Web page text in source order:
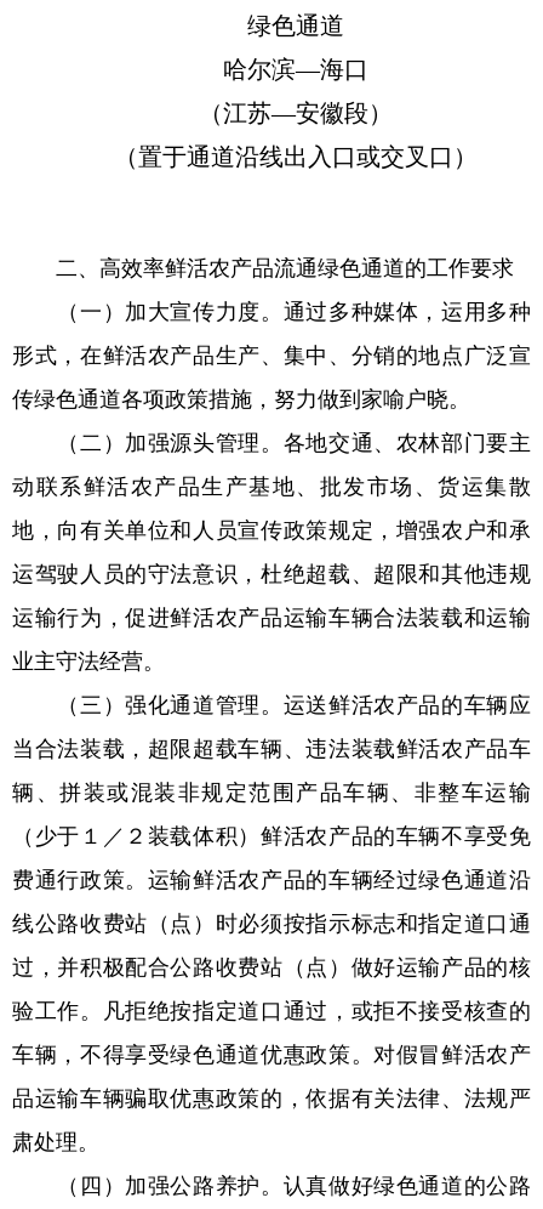
绿色通道
哈尔滨—海口
（江苏—安徽段）
（置于通道沿线出入口或交叉口）
二、高效率鲜活农产品流通绿色通道的工作要求
（一）加大宣传力度。通过多种媒体，运用多种
形式，在鲜活农产品生产、集中、分销的地点广泛宣
传绿色通道各项政策措施，努力做到家喻户晓。
（二）加强源头管理。各地交通、农林部门要主
动联系鲜活农产品生产基地、批发市场、货运集散
地，向有关单位和人员宣传政策规定，增强农户和承
运驾驶人员的守法意识，杜绝超载、超限和其他违规
运输行为，促进鲜活农产品运输车辆合法装载和运输
业主守法经营。
（三）强化通道管理。运送鲜活农产品的车辆应
当合法装载，超限超载车辆、违法装载鲜活农产品车
辆、拼装或混装非规定范围产品车辆、非整车运输
（少于１／２装载体积）鲜活农产品的车辆不享受免
费通行政策。运输鲜活农产品的车辆经过绿色通道沿
线公路收费站（点）时必须按指示标志和指定道口通
过，并积极配合公路收费站（点）做好运输产品的核
验工作。凡拒绝按指定道口通过，或拒不接受核查的
车辆，不得享受绿色通道优惠政策。对假冒鲜活农产
品运输车辆骗取优惠政策的，依据有关法律、法规严
肃处理。
（四）加强公路养护。认真做好绿色通道的公路